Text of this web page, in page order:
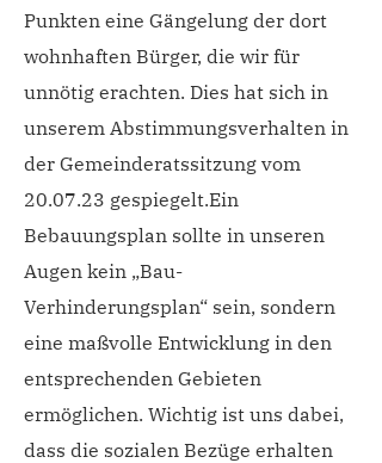
Punkten eine Gängelung der dort
wohnhaften Bürger, die wir für
unnötig erachten. Dies hat sich in
unserem Abstimmungsverhalten in
der Gemeinderatssitzung vom
20.07.23 gespiegelt.Ein
Bebauungsplan sollte in unseren
Augen kein „Bau-
Verhinderungsplan“ sein, sondern
eine maßvolle Entwicklung in den
entsprechenden Gebieten
ermöglichen. Wichtig ist uns dabei,
dass die sozialen Bezüge erhalten